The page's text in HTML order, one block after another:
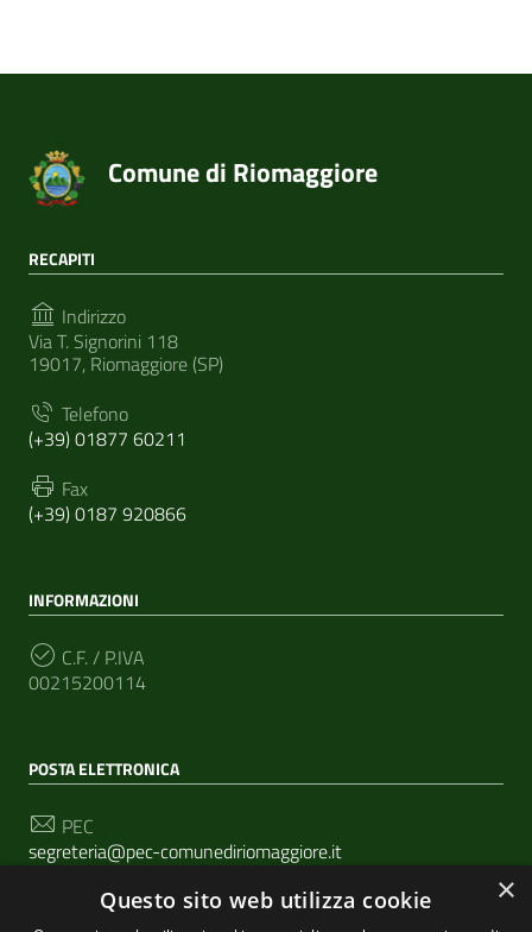
Comune di Riomaggiore
RECAPITI
Indirizzo
Via T. Signorini 118
19017, Riomaggiore (SP)
Telefono
(+39) 01877 60211
Fax
(+39) 0187 920866
INFORMAZIONI
C.F. / P.IVA
00215200114
POSTA ELETTRONICA
PEC
segreteria@pec-comunediriomaggiore.it
Email
×
Questo sito web utilizza cookie